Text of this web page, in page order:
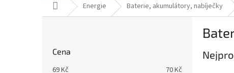
Domů Energie Baterie, akumulátory, nabíječky
Cena
69Kč 70Kč